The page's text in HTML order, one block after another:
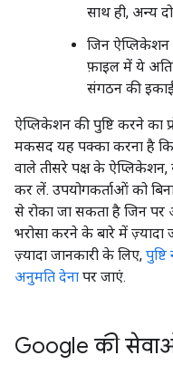
साथ ही, अन्य
जिन ऐप्लिकेशन
फ़ाइल में ये
संगठन की
ऐप्लिकेशन की पुष्टि करने का
मकसद यह पक्का करना है
वाले तीसरे पक्ष के ऐप्लिकेशन,
कर लें. उपयोगकर्ताओं को
से रोका जा सकता है जिन पर
भरोसा करने के बारे में ज़्यादा
ज़्यादा जानकारी के लिए,
अनुमति देना पर जाएं.
Google की